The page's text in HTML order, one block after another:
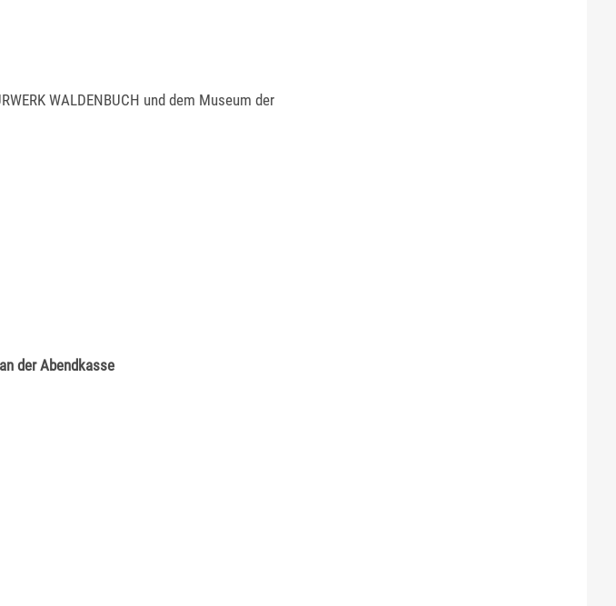
WALDENBUCH und dem Museum der
der Abendkasse